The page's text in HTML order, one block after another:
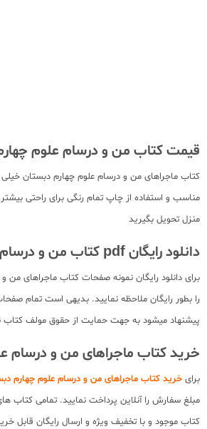
قیمت کتاب من و درسام علوم
کتاب ماجراهای من و درسام علوم چهارم دبستان
مناسب و استفاده از چاپ تمام رنگی برای راحتی
منزل تحویل بگیرید
دانلود رایگان pdf کتاب من و درسام علوم چهارم دبستان خیلی سبز
برای دانلود رایگان نمونه صفحات کتاب ماجراهای
پیشنهاد میشود به جهت حمایت از حقوق مولف کتاب
خرید کتاب ماجراهای من و درسام
برای خرید کتاب ماجراهای من و درسام علوم چهارم
مبلغ سفارش را آنلاین پرداخت نمایید. تمامی
کتاب موجود و با تخفیف ویژه و ارسال رایگان قابل